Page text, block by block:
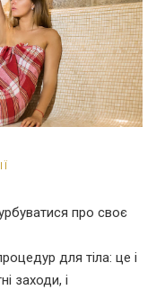
про своє
для тіла: це і
заходи, і